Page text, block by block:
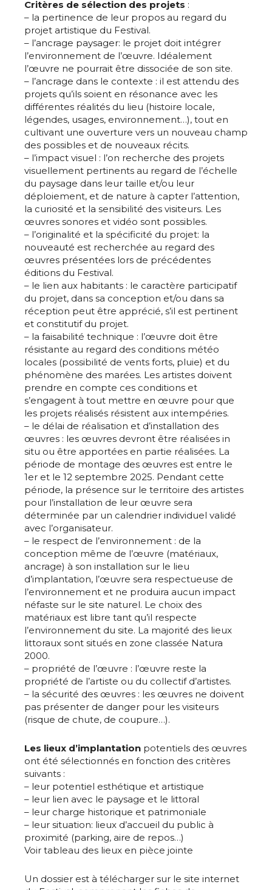
Adresse email*
Nom
Prénom
Critères de sélection des projets :
– la pertinence de leur propos au regard du
projet artistique du Festival.
– l’ancrage paysager: le projet doit intégrer
l’environnement de l’œuvre. Idéalement
l’œuvre ne pourrait être dissociée de son site.
– l’ancrage dans le contexte : il est attendu des
projets qu’ils soient en résonance avec les
différentes réalités du lieu (histoire locale,
légendes, usages, environnement…), tout en
cultivant une ouverture vers un nouveau champ
des possibles et de nouveaux récits.
– l’impact visuel : l’on recherche des projets
visuellement pertinents au regard de l’échelle
du paysage dans leur taille et/ou leur
déploiement, et de nature à capter l’attention,
la curiosité et la sensibilité des visiteurs. Les
œuvres sonores et vidéo sont possibles.
– l’originalité et la spécificité du projet: la
nouveauté est recherchée au regard des
œuvres présentées lors de précédentes
éditions du Festival.
– le lien aux habitants : le caractère participatif
du projet, dans sa conception et/ou dans sa
réception peut être apprécié, s’il est pertinent
et constitutif du projet.
– la faisabilité technique : l’œuvre doit être
résistante au regard des conditions météo
locales (possibilité de vents forts, pluie) et du
phénomène des marées. Les artistes doivent
prendre en compte ces conditions et
s’engagent à tout mettre en œuvre pour que
les projets réalisés résistent aux intempéries.
– le délai de réalisation et d’installation des
œuvres : les œuvres devront être réalisées in
situ ou être apportées en partie réalisées. La
période de montage des œuvres est entre le
1er et le 12 septembre 2025. Pendant cette
période, la présence sur le territoire des artistes
pour l’installation de leur œuvre sera
déterminée par un calendrier individuel validé
avec l’organisateur.
– le respect de l’environnement : de la
conception même de l’œuvre (matériaux,
ancrage) à son installation sur le lieu
d’implantation, l’œuvre sera respectueuse de
l’environnement et ne produira aucun impact
néfaste sur le site naturel. Le choix des
matériaux est libre tant qu’il respecte
l’environnement du site. La majorité des lieux
littoraux sont situés en zone classée Natura
2000.
– propriété de l’œuvre : l’œuvre reste la
propriété de l’artiste ou du collectif d’artistes.
– la sécurité des œuvres : les œuvres ne doivent
pas présenter de danger pour les visiteurs
(risque de chute, de coupure…).
Les lieux d’implantation potentiels des œuvres
ont été sélectionnés en fonction des critères
suivants :
– leur potentiel esthétique et artistique
– leur lien avec le paysage et le littoral
– leur charge historique et patrimoniale
– leur situation: lieux d’accueil du public à
proximité (parking, aire de repos…)
Voir tableau des lieux en pièce jointe
Un dossier est à télécharger sur le site internet